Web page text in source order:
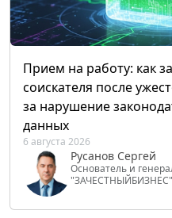
Прием на работу: как
соискателя после
за нарушение
данных
6 августа 2026
Русанов Сергей
Основатель и
"ЗАЧЕСТНЫЙБИЗНЕС"